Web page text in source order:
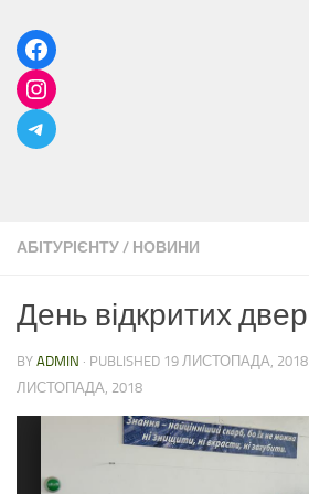
АБІТУРІЄНТУ/ НОВИНИ
День відкритих
BY ADMIN · PUBLISHED 19 ЛИСТОПАДА, 2018
ЛИСТОПАДА, 2018